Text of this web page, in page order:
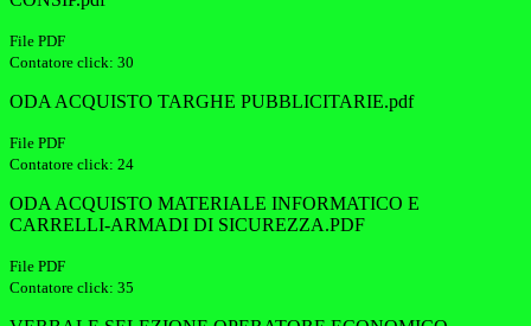
File PDF
Contatore click: 30
ODA ACQUISTO TARGHE PUBBLICITARIE.pdf
File PDF
Contatore click: 24
ODA ACQUISTO MATERIALE INFORMATICO E
CARRELLI-ARMADI DI SICUREZZA.PDF
File PDF
Contatore click: 35